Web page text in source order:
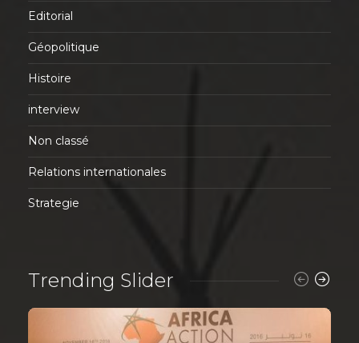
Editorial
Géopolitique
Histoire
interview
Non classé
Relations internationales
Strategie
Trending Slider